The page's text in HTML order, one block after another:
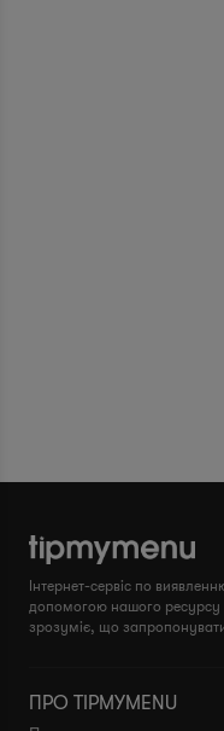
Інтернет-сервіс по
допомогою нашого ресурсу
зрозуміє, що
ПРО TIPMYMENU